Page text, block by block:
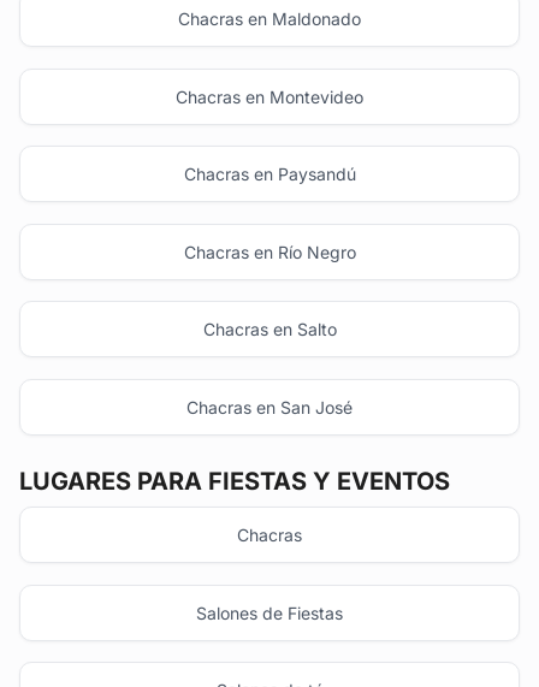
Chacras en Maldonado
Chacras en Montevideo
Chacras en Paysandú
Chacras en Río Negro
Chacras en Salto
Chacras en San José
LUGARES PARA FIESTAS Y EVENTOS
Chacras
Salones de Fiestas